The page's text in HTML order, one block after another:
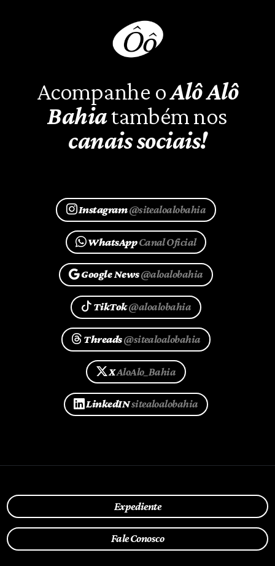
Acompanhe oAlô Alô
Bahiatambém nos
canais sociais!
Instagram@sitealoalobahia
WhatsAppCanal Oficial
Google News@aloalobahia
TikTok@aloalobahia
Threads@sitealoalobahia
XAloAlo_Bahia
LinkedINsitealoalobahia
Expediente
Fale Conosco